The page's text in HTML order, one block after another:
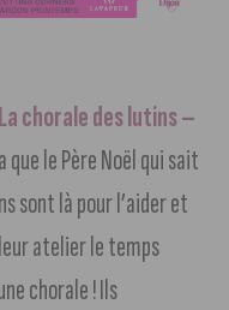
chorale des lutins –
que le Père Noël qui sait
sont là pour l’aider et
atelier le temps
chorale ! Ils